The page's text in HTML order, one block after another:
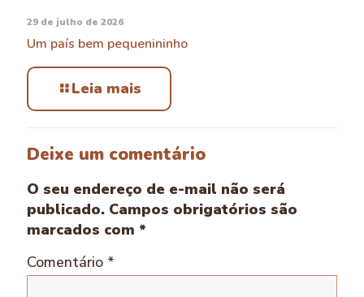
29 de julho de 2026
Um país bem pequenininho
Leia mais
Deixe um comentário
O seu endereço de e-mail não será
publicado. Campos obrigatórios são
marcados com *
Comentário *